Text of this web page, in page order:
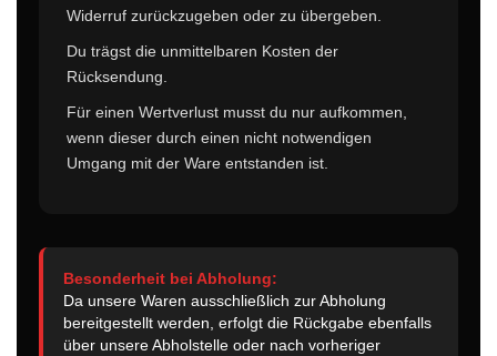
Widerruf zurückzugeben oder zu übergeben.
Du trägst die unmittelbaren Kosten der
Rücksendung.
Für einen Wertverlust musst du nur aufkommen,
wenn dieser durch einen nicht notwendigen
Umgang mit der Ware entstanden ist.
Besonderheit bei Abholung:
Da unsere Waren ausschließlich zur Abholung
bereitgestellt werden, erfolgt die Rückgabe ebenfalls
über unsere Abholstelle oder nach vorheriger